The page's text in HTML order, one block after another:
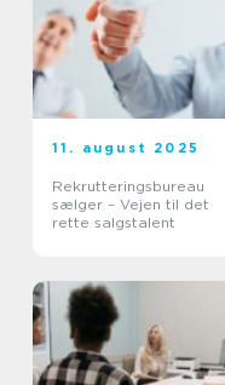
11. august 2025
Rekrutteringsbureau
sælger – Vejen til det
rette salgstalent